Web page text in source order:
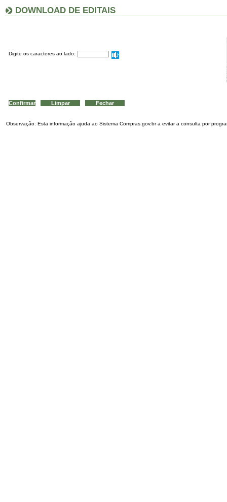
DOWNLOAD DE EDITAIS
Digite os caracteres ao lado:
Observação: Esta informação ajuda ao Sistema Compras.gov.br a evitar a consulta por